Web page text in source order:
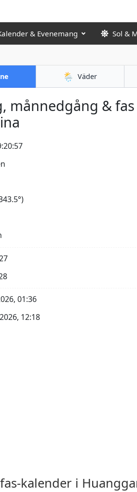
& Evenemang Sol &
🌦️ Väder
månnedgång & fas
01:36
12:18
kalender i